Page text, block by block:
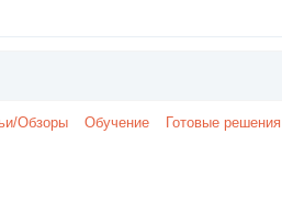
Обзоры Обучение Готовые решения